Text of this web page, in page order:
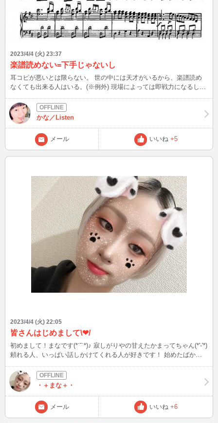
2023/4/4 (火) 23:37
楽譜読めない=下手じゃないし
耳コピが悪いとは限らない。 世の中には天才がいるから、楽譜読め
なくても出来る人はいる。(※例外) 現場によっては即戦力になるし、
トも･･･。 楽譜読めないデメリットは、作曲家が楽譜に込めた情熱や
思いを正確に読み取れず、自己流で勝手に演奏してしまうこと。 ア
ニメ化で好評得た作品の実写化は、原作を勝手に改変してファン怒ら
してるが、まさにあれと同じことしている。 耳コピのデメリット
は、モノマネで終わってしまうこと。 特に表面的な悪い癖を、その
ままコピーしている場合がほとんど。 モノマネ止まりなので表面的
人が納得できる説明)した上でコピーするならまだしも、単に憧れて
かっこいいからという理由でコピーすると、表面的なモノマネが加速
するかと･･･。 趣味、もしくは単独でやる分には問題無いし、モノマ
ネ芸人になるなら個性として活かせるので話は別だけど…。 共演す
る場合、その癖が邪魔になるし、何より共演者に迷惑かける。(癖を
直す方法はありますが･･･) なので否定もしないけど、お勧めもしない
かな／Listen
メール いいね +5
2023/4/4 (火) 22:05
皆さんはじめまして\❤︎/
初めまして！まなです(*˙˘˙*)♪ 寂しがりやの甘えたかまってちゃん(*'-'*)
頼れる人、いっぱい話しかけてくれる人が好きです！ 始めたばかり
てます♪ 明日の夕方頃からチャットしようと思うので良かったら来て
ください♡︎・＋まな＋・
メール いいね +6